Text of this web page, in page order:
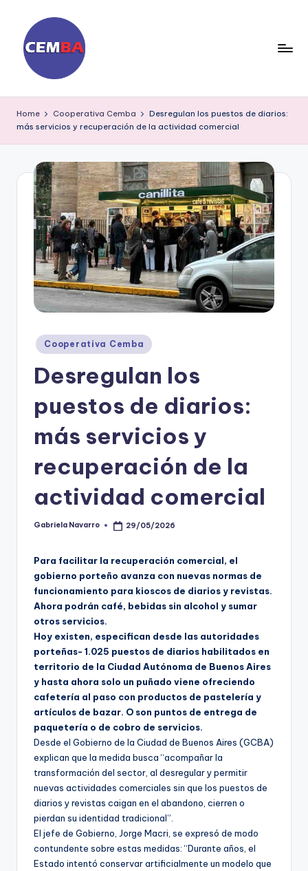
content
ia
ri
C
E
M
A
Home Cooperativa Cemba
Desregulan los puestos de diarios:
más servicios y recuperación de la actividad comercial
Posted
in
Cooperativa Cemba
Desregulan los
puestos de diarios:
más servicios y
recuperación de la
actividad comercial
Posted
Gabriela Navarro 29/05/2026
Para facilitar la recuperación comercial, el
gobierno porteño avanza con nuevas normas de
funcionamiento para kioscos de diarios y revistas.
Ahora podrán café, bebidas sin alcohol y sumar
otros servicios.
Hoy existen, especifican desde las autoridades
porteñas- 1.025 puestos de diarios habilitados en
territorio de la Ciudad Autónoma de Buenos Aires
y hasta ahora solo un puñado viene ofreciendo
cafetería al paso con productos de pastelería y
artículos de bazar. O son puntos de entrega de
paquetería o de cobro de servicios.
Desde el Gobierno de la Ciudad de Buenos Aires (GCBA)
explican que la medida busca “acompañar la
transformación del sector, al desregular y permitir
nuevas actividades comerciales sin que los puestos de
diarios y revistas caigan en el abandono, cierren o
pierdan su identidad tradicional”.
El jefe de Gobierno, Jorge Macri, se expresó de modo
contundente sobre estas medidas: “Durante años, el
Estado intentó conservar artificialmente un modelo que